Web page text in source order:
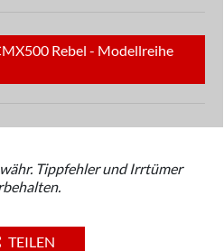
Rebel - Modellreihe
Tippfehler und Irrtümer
TEILEN